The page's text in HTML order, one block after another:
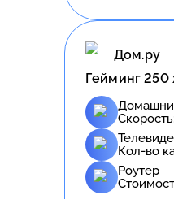
Дом.ру
Гейминг 250
Скорость:
Кол-во
Роутер